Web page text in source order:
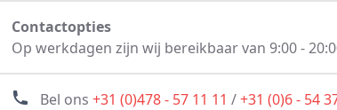
Contactopties
Op werkdagen zijn wij bereikbaar van 9:00 -
Bel ons +31 (0)478 - 57 11 11 /+31 (0)6 - 54